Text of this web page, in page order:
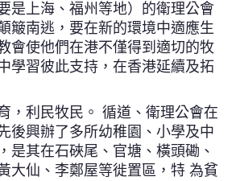
是上海、福州等地）的衛理公會
簸南逃，要在新的環境中適應生
會使他們在港不僅得到適切的牧
學習彼此支持，在香港延續及拓
利民牧民。 循道、衛理公會在
後興辦了多所幼稚園、小學及中
是其在石硤尾、官塘、橫頭磡、
大仙、李鄭屋等徙置區，特 為貧